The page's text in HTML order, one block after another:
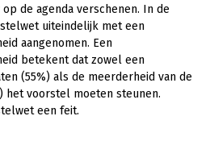
de agenda verschenen. In de
uiteindelijk met een
aangenomen. Een
betekent dat zowel een
(55%) als de meerderheid van de
het voorstel moeten steunen.
een feit.